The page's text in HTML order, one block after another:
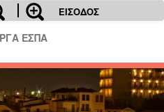
ΕΙΣΟΔΟΣ
ΕΣΠΑ